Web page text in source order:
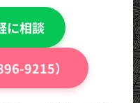
に相談
9215）